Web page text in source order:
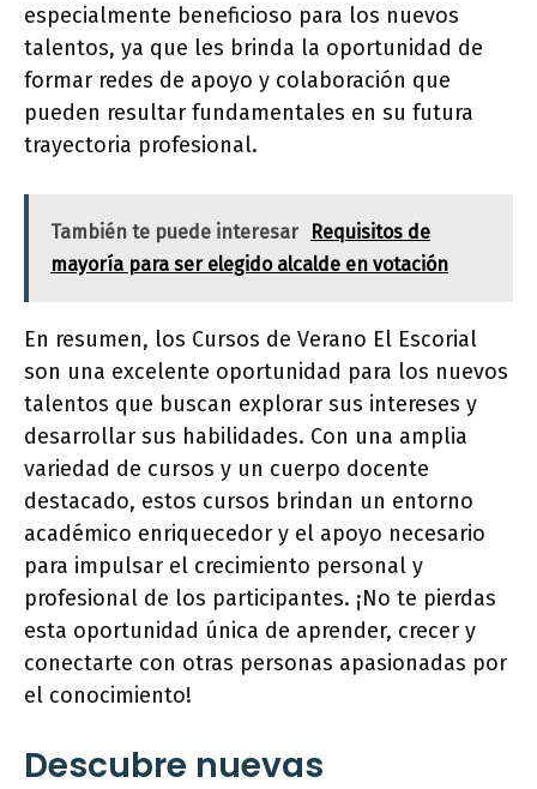
especialmente beneficioso para los nuevos
talentos, ya que les brinda la oportunidad de
formar redes de apoyo y colaboración que
pueden resultar fundamentales en su futura
trayectoria profesional.
También te puede interesar
Requisitos de
mayoría para ser elegido alcalde en votación
En resumen, los Cursos de Verano El Escorial
son una excelente oportunidad para los nuevos
talentos que buscan explorar sus intereses y
desarrollar sus habilidades. Con una amplia
variedad de cursos y un cuerpo docente
destacado, estos cursos brindan un entorno
académico enriquecedor y el apoyo necesario
para impulsar el crecimiento personal y
profesional de los participantes. ¡No te pierdas
esta oportunidad única de aprender, crecer y
conectarte con otras personas apasionadas por
el conocimiento!
Descubre nuevas